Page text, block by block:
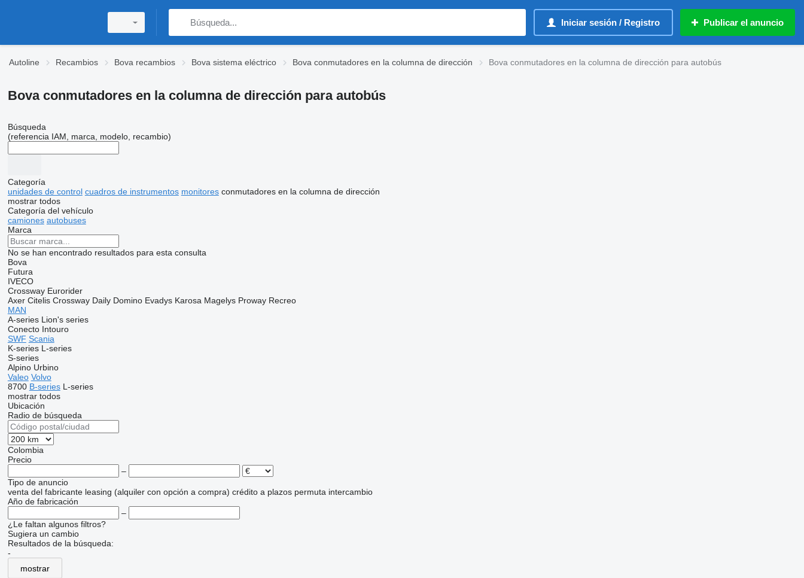
Iniciar sesión / Registro Publicar el anuncio
Autoline Recambios Bova recambios Bova sistema eléctrico Bova conmutadores en la columna de dirección Bova conmutadores en la columna de dirección para autobús
Bova conmutadores en la columna de dirección para autobús
Búsqueda
(referencia IAM, marca, modelo, recambio)
Categoría
unidades de control cuadros de instrumentos monitores conmutadores en la columna de dirección
mostrar todos
Categoría del vehículo
camiones autobuses
Marca
No se han encontrado resultados para esta consulta
Bova
Futura
IVECO
Crossway Eurorider
Axer Citelis Crossway Daily Domino Evadys Karosa Magelys Proway Recreo
MAN
A-series Lion's series
Conecto Intouro
SWF Scania
K-series L-series
S-series
Alpino Urbino
Valeo Volvo
8700 B-series L-series
mostrar todos
Ubicación
Radio de búsqueda
Colombia
Precio
–
Tipo de anuncio
venta del fabricante leasing (alquiler con opción a compra) crédito a plazos permuta intercambio
Año de fabricación
–
¿Le faltan algunos filtros?
Sugiera un cambio
Resultados de la búsqueda:
-
mostrar